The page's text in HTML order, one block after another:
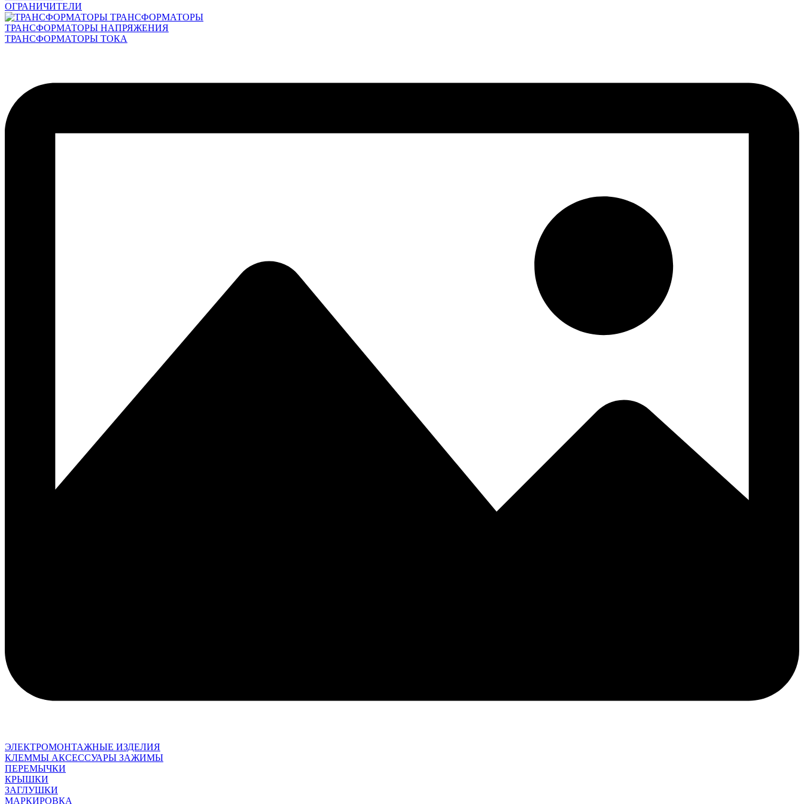
ОГРАНИЧИТЕЛИ
ТРАНСФОРМАТОРЫ
ТРАНСФОРМАТОРЫ НАПРЯЖЕНИЯ
ТРАНСФОРМАТОРЫ ТОКА
ЭЛЕКТРОМОНТАЖНЫЕ ИЗДЕЛИЯ
КЛЕММЫ АКСЕССУАРЫ ЗАЖИМЫ
ПЕРЕМЫЧКИ
КРЫШКИ
ЗАГЛУШКИ
МАРКИРОВКА